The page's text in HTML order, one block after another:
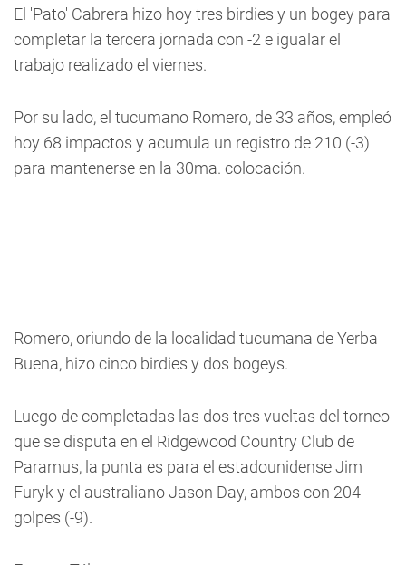
El 'Pato' Cabrera hizo hoy tres birdies y un bogey para
completar la tercera jornada con -2 e igualar el
trabajo realizado el viernes.
Por su lado, el tucumano Romero, de 33 años, empleó
hoy 68 impactos y acumula un registro de 210 (-3)
para mantenerse en la 30ma. colocación.
Romero, oriundo de la localidad tucumana de Yerba
Buena, hizo cinco birdies y dos bogeys.
Luego de completadas las dos tres vueltas del torneo
que se disputa en el Ridgewood Country Club de
Paramus, la punta es para el estadounidense Jim
Furyk y el australiano Jason Day, ambos con 204
golpes (-9).